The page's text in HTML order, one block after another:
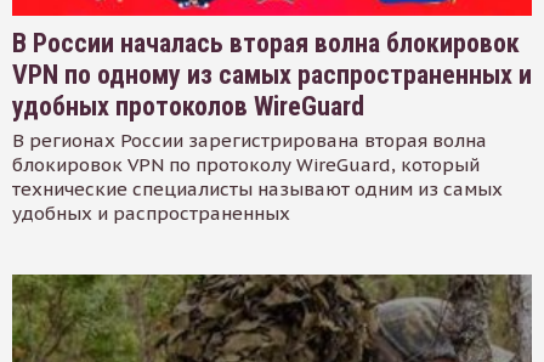
В России началась вторая волна блокировок
VPN по одному из самых распространенных и
удобных протоколов WireGuard
В регионах России зарегистрирована вторая волна
блокировок VPN по протоколу WireGuard, который
технические специалисты называют одним из самых
удобных и распространенных